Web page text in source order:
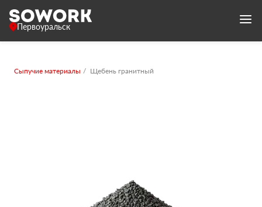
Первоуральск
Сыпучие материалы Щебень гранитный